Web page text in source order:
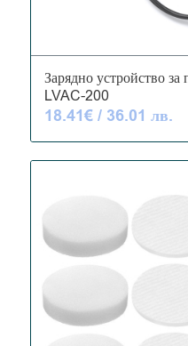
Зарядно устройство
LVAC-200
18.41€/ 36.01 лв.